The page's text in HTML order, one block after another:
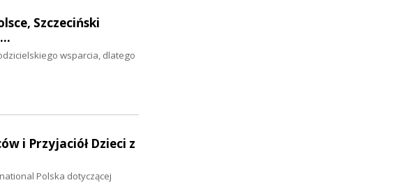
Szczeciński
wsparcia, dlatego
i Przyjaciół Dzieci z
Polska dotyczącej